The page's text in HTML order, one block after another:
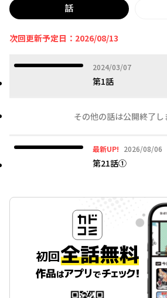
話
次回更新予定日：2026/08/13
2024/03/07
2024年03月07日
第1話
その他の話は公開終了し
最新UP! 2026/08/06
2026年08月06日
第21話①